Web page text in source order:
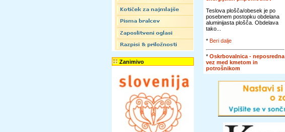
Zanimivo
Teslova plošča/obesek je po
posebnem postopku obdelana
aluminijasta plošča. Obdelava
tako...
* Beri dalje
* Oskrbovalnica - neposredna
vez med kmetom in
potrošnikom